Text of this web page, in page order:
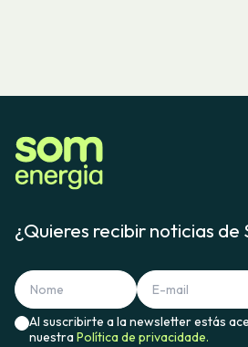
¿Quieres recibir noticias de
Al suscribirte a la newsletter estás
nuestraPolítica de privacidade.